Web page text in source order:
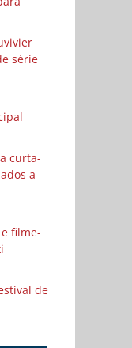
série
curta-
a
e filme-
de